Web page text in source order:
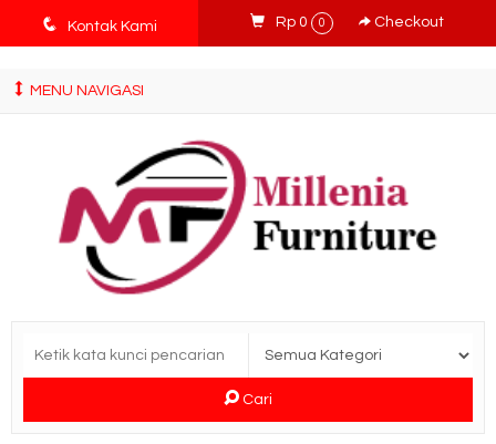
tv3ISbyqwvMDypa7aIfj2FUlPKawe7X5fX5v6wsT4Ns
q Kontak Kami Rp 0 0 Checkout
MENU NAVIGASI
Cari